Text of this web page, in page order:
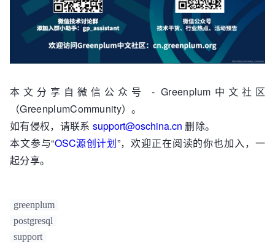
本文分享自微信公众号 - Greenplum中文社区
（GreenplumCommunity）。
如有侵权，请联系 support@oschina.cn 删除。
本文参与“OSC源创计划”，欢迎正在阅读的你也加入，一
起分享。
greenplum
postgresql
support